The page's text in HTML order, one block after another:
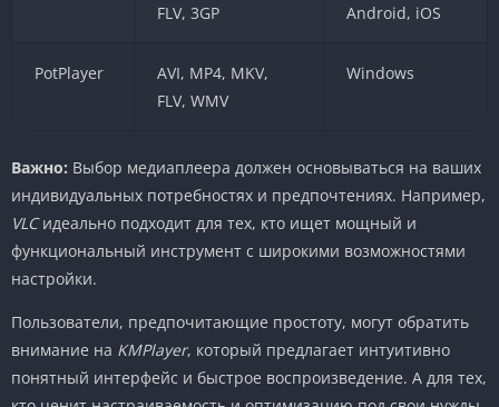
FLV, 3GP
Android, iOS
PotPlayer
AVI, MP4, MKV,
FLV, WMV
Windows
Важно: Выбор медиаплеера должен основываться на ваших
индивидуальных потребностях и предпочтениях. Например,
VLCидеально подходит для тех, кто ищет мощный и
функциональный инструмент с широкими возможностями
настройки.
Пользователи, предпочитающие простоту, могут обратить
внимание на KMPlayer, который предлагает интуитивно
понятный интерфейс и быстрое воспроизведение. А для тех,